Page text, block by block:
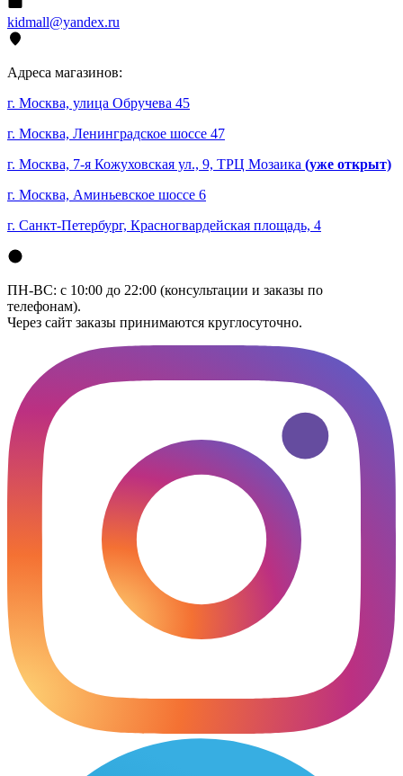
kidmall@yandex.ru
Адреса магазинов:
г. Москва, улица Обручева 45
г. Москва, Ленинградское шоссе 47
г. Москва, 7-я Кожуховская ул., 9, ТРЦ Мозаика (уже открыт)
г. Москва, Аминьевское шоссе 6
г. Санкт-Петербург, Красногвардейская площадь, 4
ПН-ВС: с 10:00 до 22:00 (консультации и заказы по
телефонам).
Через сайт заказы принимаются круглосуточно.